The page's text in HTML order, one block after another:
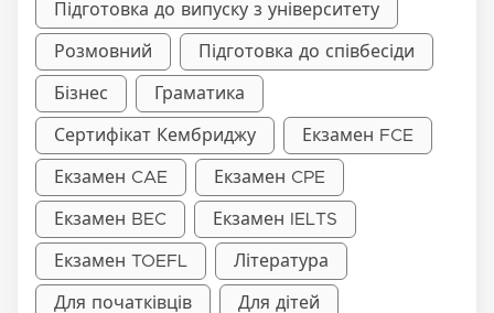
Підготовка до випуску з університету
Розмовний Підготовка до співбесіди
Бізнес Граматика
Сертифікат Кембриджу Екзамен FCE
Екзамен CAE Екзамен CPE
Екзамен BEC Екзамен IELTS
Екзамен TOEFL Література
Для початківців Для дітей